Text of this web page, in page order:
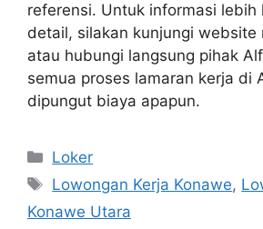
referensi. Untuk informasi lebih
detail, silakan kunjungi website
atau hubungi langsung pihak
semua proses lamaran kerja di
dipungut biaya apapun.
Kategori
Loker
Tag
Lowongan Kerja Konawe,
Konawe Utara